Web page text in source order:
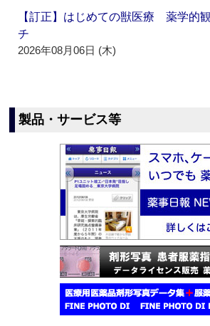
【訂正】はじめての獣医療 薬学的
チ
2026年08月06日 (木)
製品・サービス等